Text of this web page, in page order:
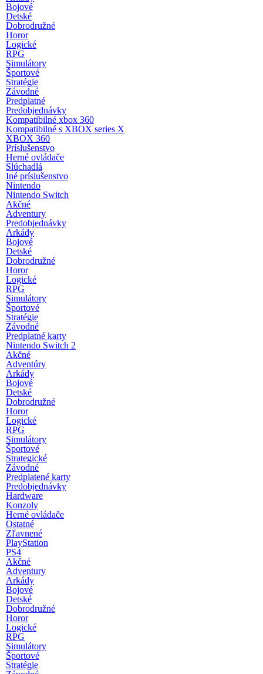
Bojové
Detské
Dobrodružné
Horor
Logické
RPG
Simulátory
Športové
Stratégie
Závodné
Predplatné
Predobjednávky
Kompatibilné xbox 360
Kompatibilné s XBOX series X
XBOX 360
Príslušenstvo
Herné ovládače
Slúchadlá
Iné príslušenstvo
Nintendo
Nintendo Switch
Akčné
Adventury
Predobjednávky
Arkády
Bojové
Detské
Dobrodružné
Horor
Logické
RPG
Simulátory
Športové
Stratégie
Závodné
Predplatné karty
Nintendo Switch 2
Akčné
Adventúry
Arkády
Bojové
Detské
Dobrodružné
Horor
Logické
RPG
Simulátory
Športové
Strategické
Závodné
Predplatené karty
Predobjednávky
Hardware
Konzoly
Herné ovládače
Ostatné
Zľavnené
PlayStation
PS4
Akčné
Adventury
Arkády
Bojové
Detské
Dobrodružné
Horor
Logické
RPG
Simulátory
Športové
Stratégie